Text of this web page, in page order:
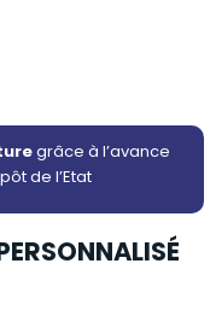
grâce à l’avance
de l’Etat